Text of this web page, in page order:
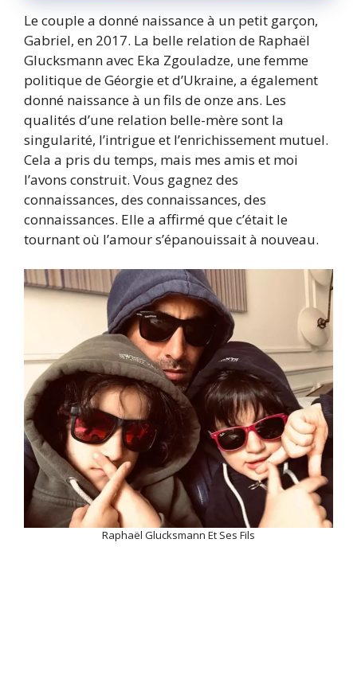
Le couple a donné naissance à un petit garçon,
Gabriel, en 2017. La belle relation de Raphaël
Glucksmann avec Eka Zgouladze, une femme
politique de Géorgie et d’Ukraine, a également
donné naissance à un fils de onze ans. Les
qualités d’une relation belle-mère sont la
singularité, l’intrigue et l’enrichissement mutuel.
Cela a pris du temps, mais mes amis et moi
l’avons construit. Vous gagnez des
connaissances, des connaissances, des
connaissances. Elle a affirmé que c’était le
tournant où l’amour s’épanouissait à nouveau.
Raphaël Glucksmann Et Ses Fils